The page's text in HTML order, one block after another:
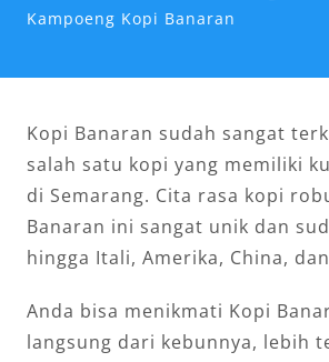
Kampoeng Kopi Banaran
Kopi Banaran sudah sangat
salah satu kopi yang memiliki
di Semarang. Cita rasa kopi
Banaran ini sangat unik dan
hingga Itali, Amerika, China,
Anda bisa menikmati Kopi
langsung dari kebunnya, lebih